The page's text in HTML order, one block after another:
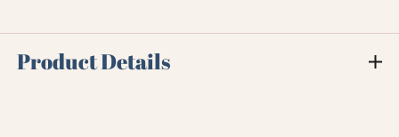
Product Details